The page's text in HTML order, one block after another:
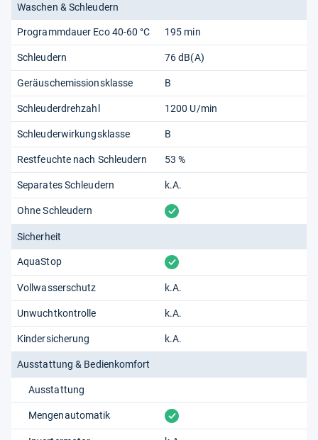
Waschen & Schleudern
Programmdauer Eco 40-60 °C 195 min
Schleudern 76 dB(A)
Geräuschemissionsklasse B
Schleuderdrehzahl 1200 U/min
Schleuderwirkungsklasse B
Restfeuchte nach Schleudern 53 %
Separates Schleudern k.A.
Ohne Schleudern vorhanden
Sicherheit
AquaStop vorhanden
Vollwasserschutz k.A.
Unwuchtkontrolle k.A.
Kindersicherung k.A.
Ausstattung & Bedienkomfort
Ausstattung
Mengenautomatik vorhanden